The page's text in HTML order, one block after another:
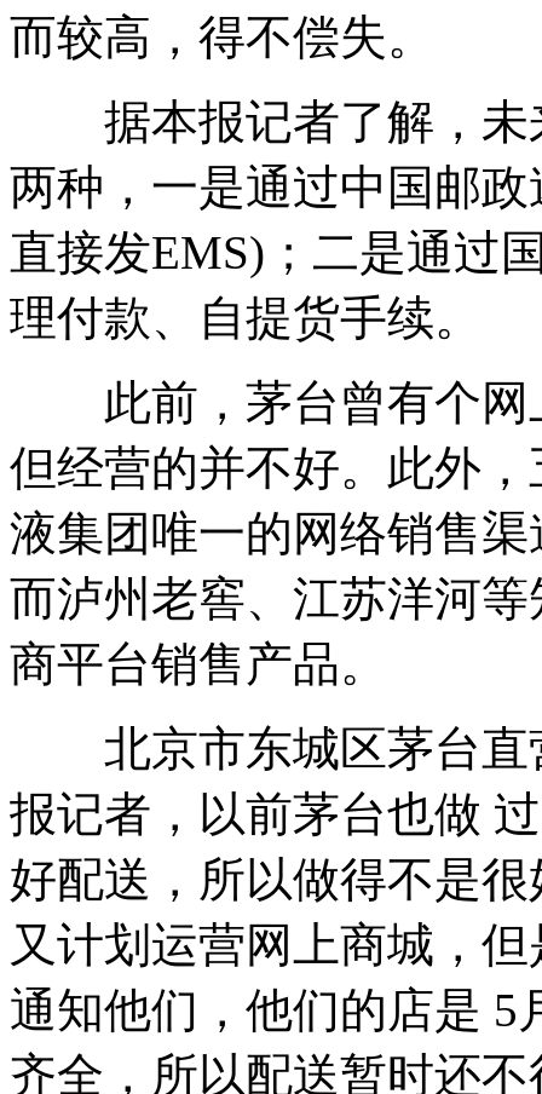
而较高，得不偿失。
据本报记者了解，未
两种，一是通过中国邮
直接发EMS)；二是通过
理付款、自提货手续。
此前，茅台曾有个网
但经营的并不好。此外
液集团唯一的网络销售
而泸州老窖、江苏洋河
商平台销售产品。
北京市东城区茅台直
报记者，以前茅台也做
好配送，所以做得不是
又计划运营网上商城，
通知他们，他们的店是 5
齐全，所以配送暂时还不